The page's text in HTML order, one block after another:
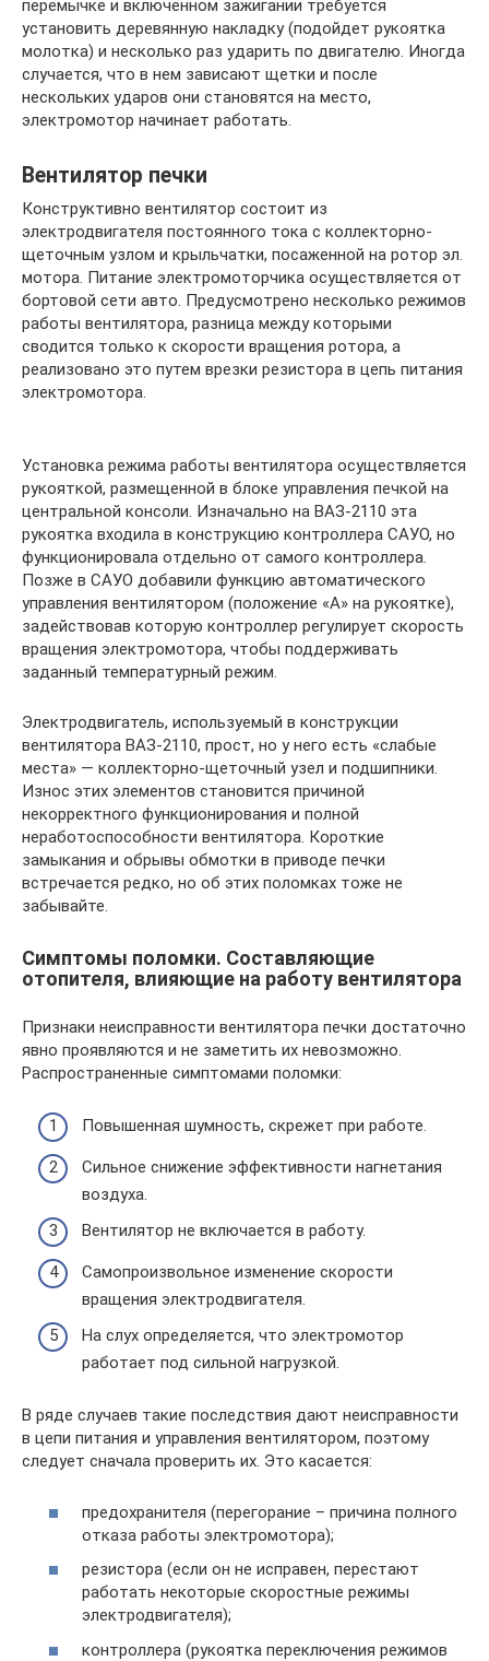
перемычке и включенном зажигании требуется
установить деревянную накладку (подойдет рукоятка
молотка) и несколько раз ударить по двигателю. Иногда
случается, что в нем зависают щетки и после
нескольких ударов они становятся на место,
электромотор начинает работать.
Вентилятор печки
Конструктивно вентилятор состоит из
электродвигателя постоянного тока с коллекторно-
щеточным узлом и крыльчатки, посаженной на ротор эл.
мотора. Питание электромоторчика осуществляется от
бортовой сети авто. Предусмотрено несколько режимов
работы вентилятора, разница между которыми
сводится только к скорости вращения ротора, а
реализовано это путем врезки резистора в цепь питания
электромотора.
Установка режима работы вентилятора осуществляется
рукояткой, размещенной в блоке управления печкой на
центральной консоли. Изначально на ВАЗ-2110 эта
рукоятка входила в конструкцию контроллера САУО, но
функционировала отдельно от самого контроллера.
Позже в САУО добавили функцию автоматического
управления вентилятором (положение «А» на рукоятке),
задействовав которую контроллер регулирует скорость
вращения электромотора, чтобы поддерживать
заданный температурный режим.
Электродвигатель, используемый в конструкции
вентилятора ВАЗ-2110, прост, но у него есть «слабые
места» — коллекторно-щеточный узел и подшипники.
Износ этих элементов становится причиной
некорректного функционирования и полной
неработоспособности вентилятора. Короткие
замыкания и обрывы обмотки в приводе печки
встречается редко, но об этих поломках тоже не
забывайте.
Симптомы поломки. Составляющие
отопителя, влияющие на работу вентилятора
Признаки неисправности вентилятора печки достаточно
явно проявляются и не заметить их невозможно.
Распространенные симптомами поломки:
Повышенная шумность, скрежет при работе.
Сильное снижение эффективности нагнетания
воздуха.
Вентилятор не включается в работу.
Самопроизвольное изменение скорости
вращения электродвигателя.
На слух определяется, что электромотор
работает под сильной нагрузкой.
В ряде случаев такие последствия дают неисправности
в цепи питания и управления вентилятором, поэтому
следует сначала проверить их. Это касается:
предохранителя (перегорание – причина полного
отказа работы электромотора);
резистора (если он не исправен, перестают
работать некоторые скоростные режимы
электродвигателя);
контроллера (рукоятка переключения режимов